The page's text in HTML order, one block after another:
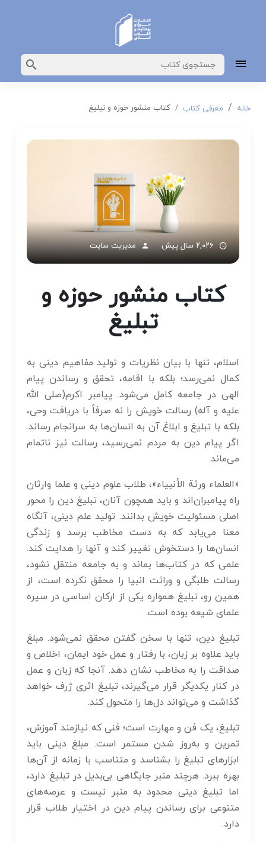
خانه معرفی کتاب کتاب منشور حوزه و تبلیغ
۲,۰۲۶ سال پیش مدیریت سایت
کتاب منشور حوزه و
تبلیغ
اسلام، تنها با بیان نظریات و تولید مفاهیم دینی به
کمال نمی‌رسد؛ بلکه با اقامه، تحقق و رساندن پیام
الهی در جامعه کامل می‌شود. پیامبر اکرم(صلی الله
علیه و آله) رسالت خویش را نه صرفاً با دریافت وحی،
بلکه با تبلیغ و ابلاغ آن به انسان‌ها به سرانجام رساند.
اگر پیام دین به مردم نمی‌رسید، رسالت نیز ناتمام
می‌ماند.
«العلماء ورثة الأنبیاء»، طلاب علوم دینی و علما وارثان
راه پیامبران‌اند و باید همچون آنان، تبلیغ دین را محور
اصلی مسئولیت خویش بدانند. تولید علم دینی، آنگاه
معنا می‌یابد که به دست مخاطب برسد و زندگی
انسان‌ها را دستخوش تغییر کند و آنها را هدایت کند.
علمی که در کتاب‌ها بماند و به جامعه منتقل نشود،
رسالت طلبگی و وراثت انبیا را محقق نکرده است، از
همین رو، تبلیغ همواره یکی از ارکان اساسی در سیره
علمای شیعه بوده است.
تبلیغ دین، تنها با سخن گفتن محقق نمی‌شود. مبلغ
باید علاوه بر زبان، با رفتار و عمل خود ایمان، اخلاص و
صداقت را به مخاطب نشان دهد. آنجا که زبان و عمل
در کنار یکدیگر قرار می‌گیرند، تبلیغ اثری ژرف خواهد
گذاشت و می‌تواند دل‌ها را متحول کند.
تبلیغ، یک فن و مهارت است؛ فنی که نیازمند آموزش،
تمرین و به‌روز شدن مستمر است. مبلغ دینی باید
ابزارهای تبلیغ را بشناسد و متناسب با زمانه از آن‌ها
بهره ببرد. هرچند منبر جایگاهی بی‌بدیل در تبلیغ دارد،
اما تبلیغ دینی محدود به منبر نیست و عرصه‌های
متنوعی برای رساندن پیام دین در اختیار طلاب قرار
دارد.